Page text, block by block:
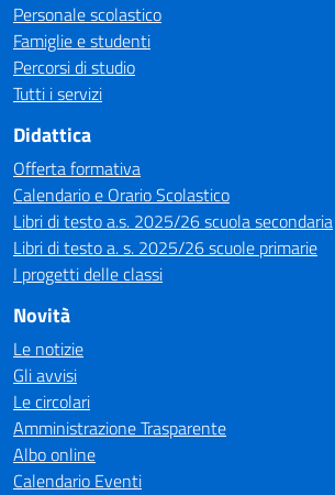
Personale scolastico
Famiglie e studenti
Percorsi di studio
Tutti i servizi
Didattica
Offerta formativa
Calendario e Orario Scolastico
Libri di testo a.s. 2025/26 scuola secondaria
Libri di testo a. s. 2025/26 scuole primarie
I progetti delle classi
Novità
Le notizie
Gli avvisi
Le circolari
Amministrazione Trasparente
Albo online
Calendario Eventi